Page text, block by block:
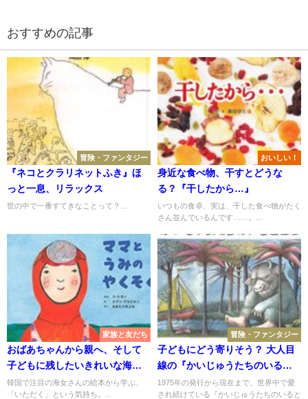
おすすめの記事
冒険・ファンタジー
『ネコとクラリネットふき』ほ
っと一息、リラックス
世の中で一番すてきなことって？...
おいしい！
身近な食べ物、干すとどうな
る？『干したから…』
いつもの食卓、実は、干した食べ物がたく
さん並んでいるんです……。...
家族と友だち
おばあちゃんから親へ、そして
子どもに残したいきれいな海
『ママとうみのやくそく』
韓国で注目の海女さんの絵本から学ぶ、
「いただく」という気持ち。...
冒険・ファンタジー
子どもにどう寄りそう？ 大人目
線の『かいじゅうたちのいると
ころ』
1975年の発行から現在まで、世界中で愛
され続けている『かいじゅうたちのいると